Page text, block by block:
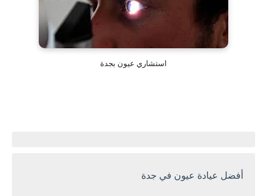
استشاري عيون بجدة
أفضل عيادة عيون في جدة